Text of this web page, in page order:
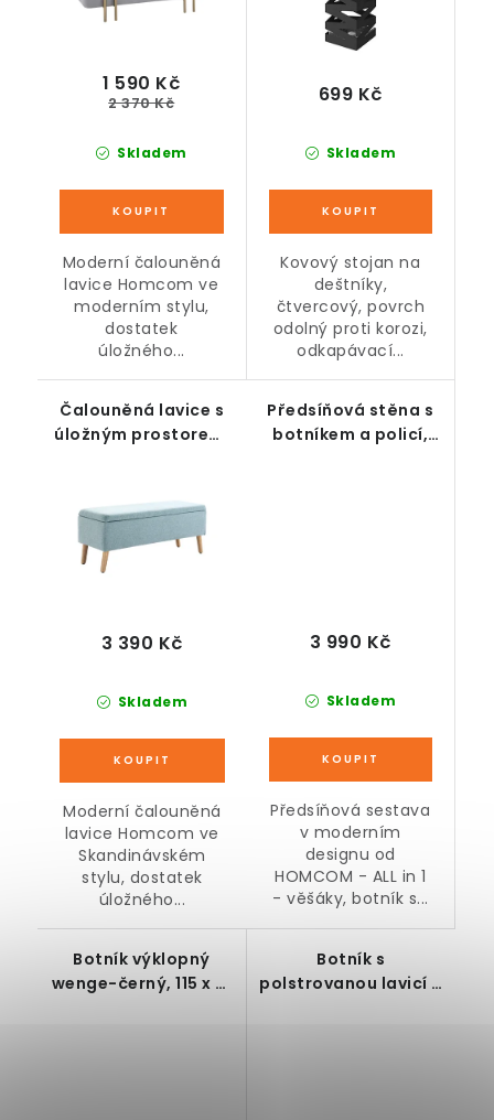
Skladem
1 590 Kč
2 370 Kč
Moderní čalouněná
lavice Homcom ve
moderním stylu,
dostatek
úložného...
Skladem
699 Kč
Kovový stojan na
deštníky,
čtvercový, povrch
odolný proti korozi,
odkapávací...
Čalouněná lavice s
úložným prostorem,
Skladem
3 390 Kč
Moderní čalouněná
lavice Homcom ve
Skandinávském
stylu, dostatek
úložného...
Předsíňová stěna s
botníkem a policí,
Skladem
3 990 Kč
Předsíňová sestava
v moderním
designu od
HOMCOM - ALL in 1
- věšáky, botník s...
Botník výklopný
wenge-černý, 115 x 61
Botník s
polstrovanou lavicí a